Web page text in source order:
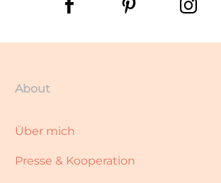
About
Über mich
Presse & Kooperation